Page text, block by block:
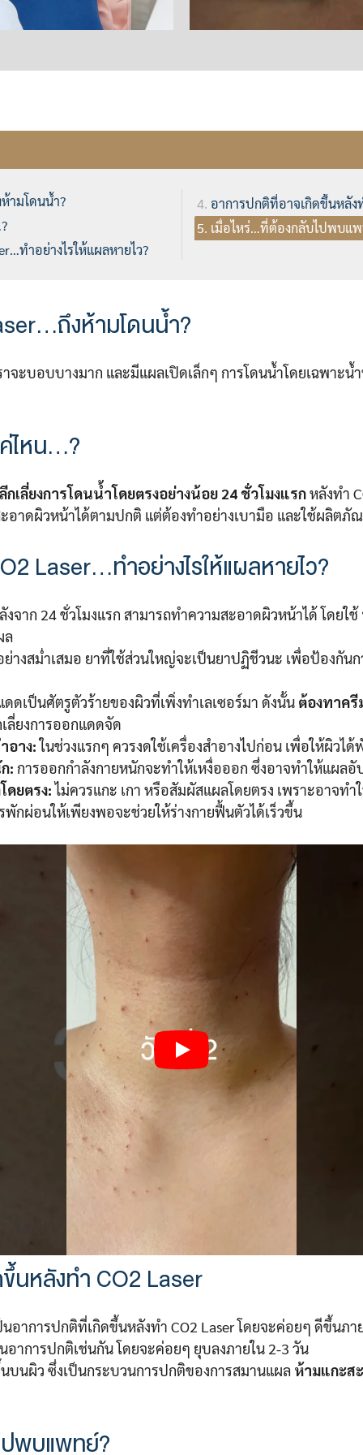
ามโดนน้ำ?
ทำอย่างไรให้แผลหายไว?
อาการปกติที่อาจเกิดขึ้นหลัง
เมื่อไหร่…ที่ต้องกลับไปพบแ
ถึงห้ามโดนน้ำ?
าจะบอบบางมาก และมีแผลเปิดเล็กๆ การโดนน้ำโดยเฉพาะ
ไหน…?
เลี่ยงการโดนน้ำโดยตรงอย่างน้อย 24 ชั่วโมงแรกหลังทำ
ะอาดผิวหน้าได้ตามปกติ แต่ต้องทำอย่างเบามือ และใช้ผลิต
Laser…ทำอย่างไรให้แผลหายไว?
จาก 24 ชั่วโมงแรก สามารถทำความสะอาดผิวหน้าได้ โดยใช้
ล
างสม่ำเสมอ ยาที่ใช้ส่วนใหญ่จะเป็นยาปฏิชีวนะ เพื่อป้องกัน
ดเป็นศัตรูตัวร้ายของผิวที่เพิ่งทำเลเซอร์มา ดังนั้น ต้องทาครี
ลี่ยงการออกแดดจัด
อาง:ในช่วงแรกๆ ควรงดใช้เครื่องสำอางไปก่อน เพื่อให้ผิวไ
: การออกกำลังกายหนักจะทำให้เหงื่อออก ซึ่งอาจทำให้แผล
ดยตรง:ไม่ควรแกะ เกา หรือสัมผัสแผลโดยตรง เพราะอาจท
พักผ่อนให้เพียงพอจะช่วยให้ร่างกายฟื้นตัวได้เร็วขึ้น
นหลังทำ CO2 Laser
อาการปกติที่เกิดขึ้นหลังทำ CO2 Laser โดยจะค่อยๆ ดีขึ้นภา
าการปกติเช่นกัน โดยจะค่อยๆ ยุบลงภายใน 2-3 วัน
บนผิว ซึ่งเป็นกระบวนการปกติของการสมานแผล ห้ามแกะส
พบแพทย์?